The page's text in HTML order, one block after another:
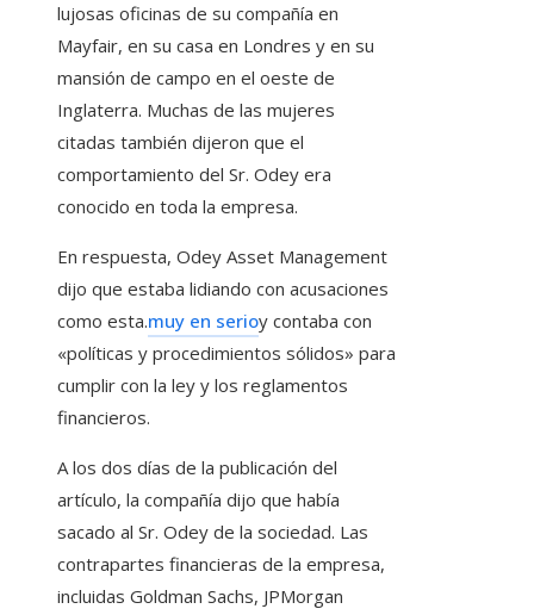
lujosas oficinas de su compañía en
Mayfair, en su casa en Londres y en su
mansión de campo en el oeste de
Inglaterra. Muchas de las mujeres
citadas también dijeron que el
comportamiento del Sr. Odey era
conocido en toda la empresa.
En respuesta, Odey Asset Management
dijo que estaba lidiando con acusaciones
como esta.muy en serioy contaba con
«políticas y procedimientos sólidos» para
cumplir con la ley y los reglamentos
financieros.
A los dos días de la publicación del
artículo, la compañía dijo que había
sacado al Sr. Odey de la sociedad. Las
contrapartes financieras de la empresa,
incluidas Goldman Sachs, JPMorgan